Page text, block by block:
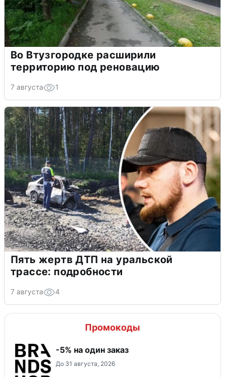
Во Втузгородке расширили
территорию под реновацию
7 августа 1
Пять жертв ДТП на уральской
трассе: подробности
7 августа 4
Промокоды
-5% на один заказ
До 31 августа, 2026